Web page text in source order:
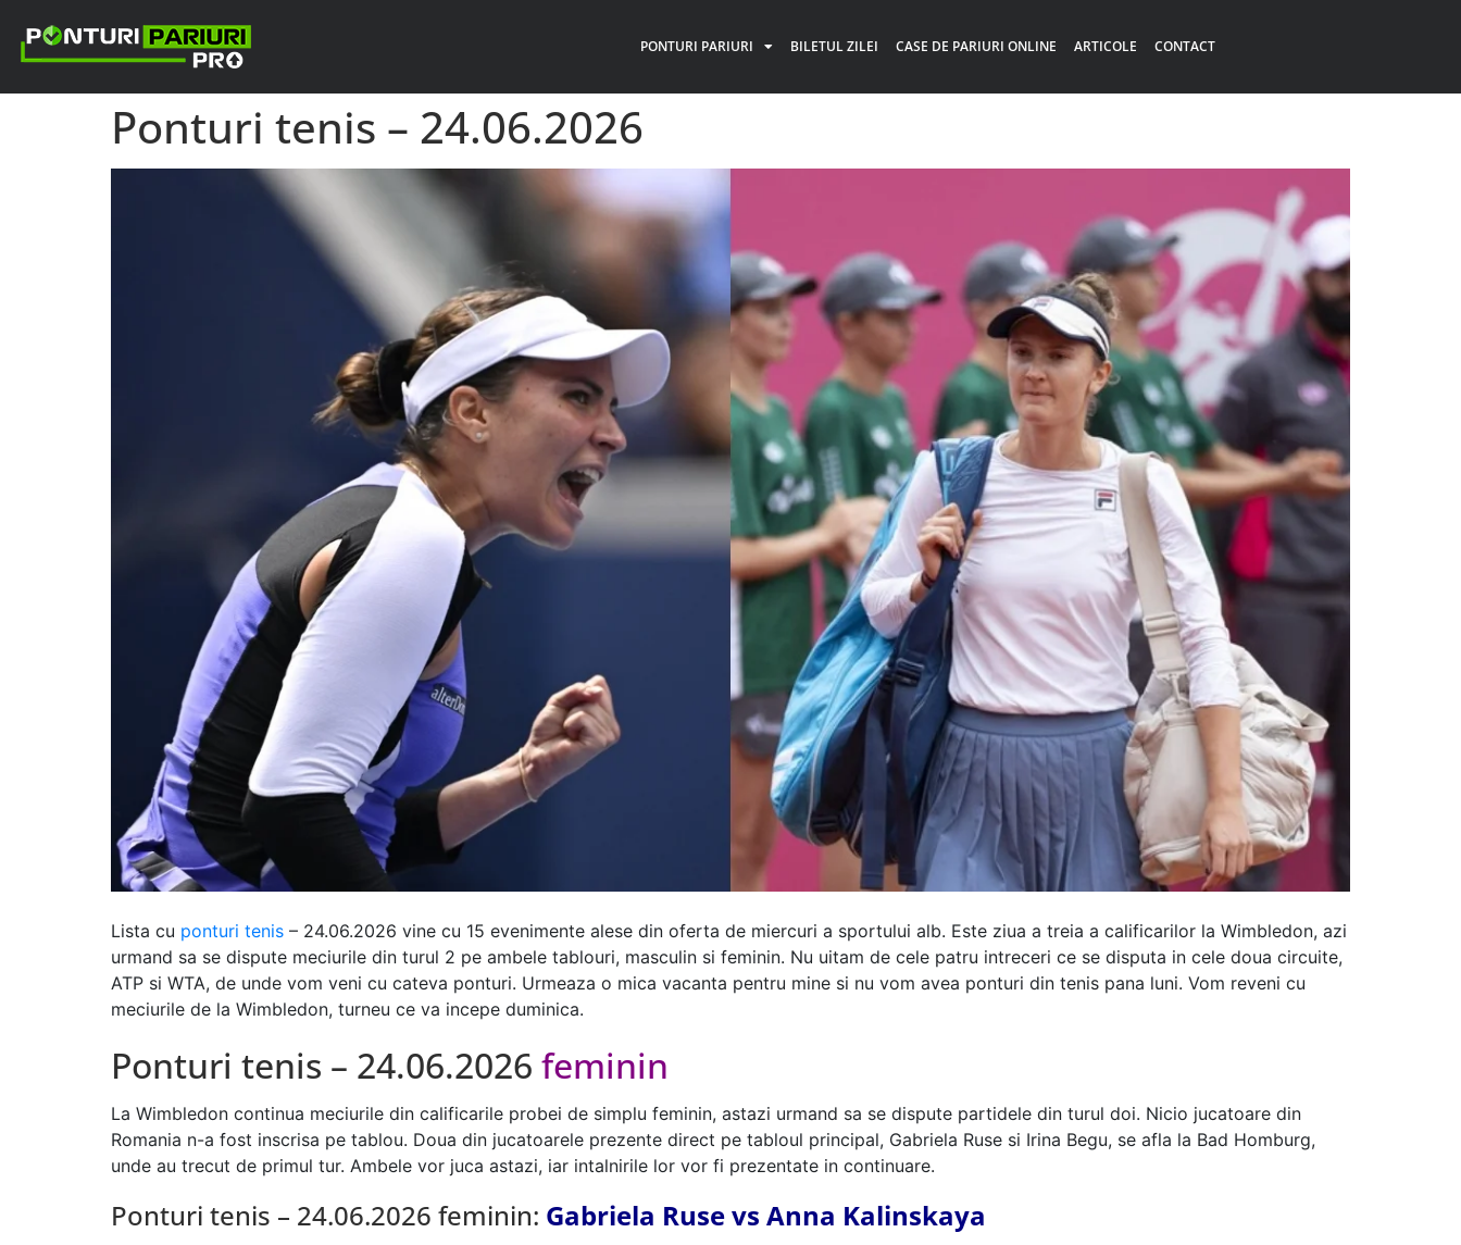
PONTURI PARIURI BILETUL ZILEI CASE DE PARIURI ONLINE ARTICOLE CONTACT
Ponturi tenis – 24.06.2026
Lista cu ponturi tenis – 24.06.2026 vine cu 15 evenimente alese din oferta de miercuri a sportului alb. Este ziua a treia a calificarilor la Wimbledon, azi
urmand sa se dispute meciurile din turul 2 pe ambele tablouri, masculin si feminin. Nu uitam de cele patru intreceri ce se disputa in cele doua circuite,
ATP si WTA, de unde vom veni cu cateva ponturi. Urmeaza o mica vacanta pentru mine si nu vom avea ponturi din tenis pana luni. Vom reveni cu
meciurile de la Wimbledon, turneu ce va incepe duminica.
Ponturi tenis – 24.06.2026 feminin
La Wimbledon continua meciurile din calificarile probei de simplu feminin, astazi urmand sa se dispute partidele din turul doi. Nicio jucatoare din
Romania n-a fost inscrisa pe tablou. Doua din jucatoarele prezente direct pe tabloul principal, Gabriela Ruse si Irina Begu, se afla la Bad Homburg,
unde au trecut de primul tur. Ambele vor juca astazi, iar intalnirile lor vor fi prezentate in continuare.
Ponturi tenis – 24.06.2026 feminin: Gabriela Ruse vs Anna Kalinskaya